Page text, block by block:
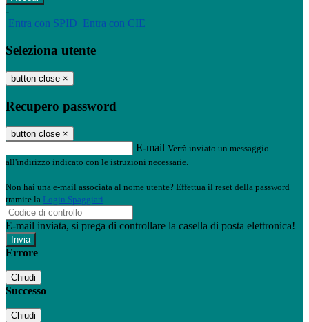
-
Entra con SPID Entra con CIE
Seleziona utente
button close ×
Recupero password
button close ×
E-mail Verrà inviato un messaggio
all'indirizzo indicato con le istruzioni necessarie.
Non hai una e-mail associata al nome utente? Effettua il reset della password
tramite la Login Spaggiari
E-mail inviata, si prega di controllare la casella di posta elettronica!
Errore
Chiudi
Successo
Chiudi